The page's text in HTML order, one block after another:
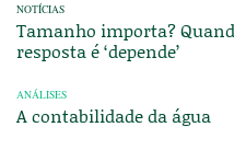
NOTÍCIAS
Tamanho importa?
resposta é ‘depende’
ANÁLISES
A contabilidade da água